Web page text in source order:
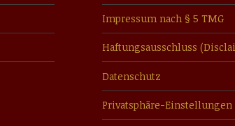
Impressum nach § 5 TMG
Haftungsausschluss
Datenschutz
Privatsphäre-Einstellungen